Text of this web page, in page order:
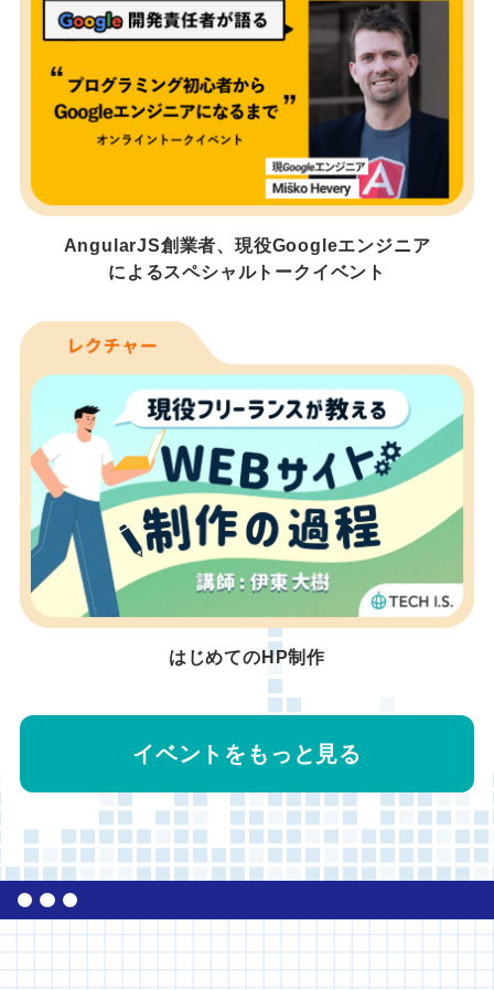
AngularJS創業者、現役Googleエンジニア
によるスペシャルトークイベント
はじめてのHP制作
イベントをもっと見る